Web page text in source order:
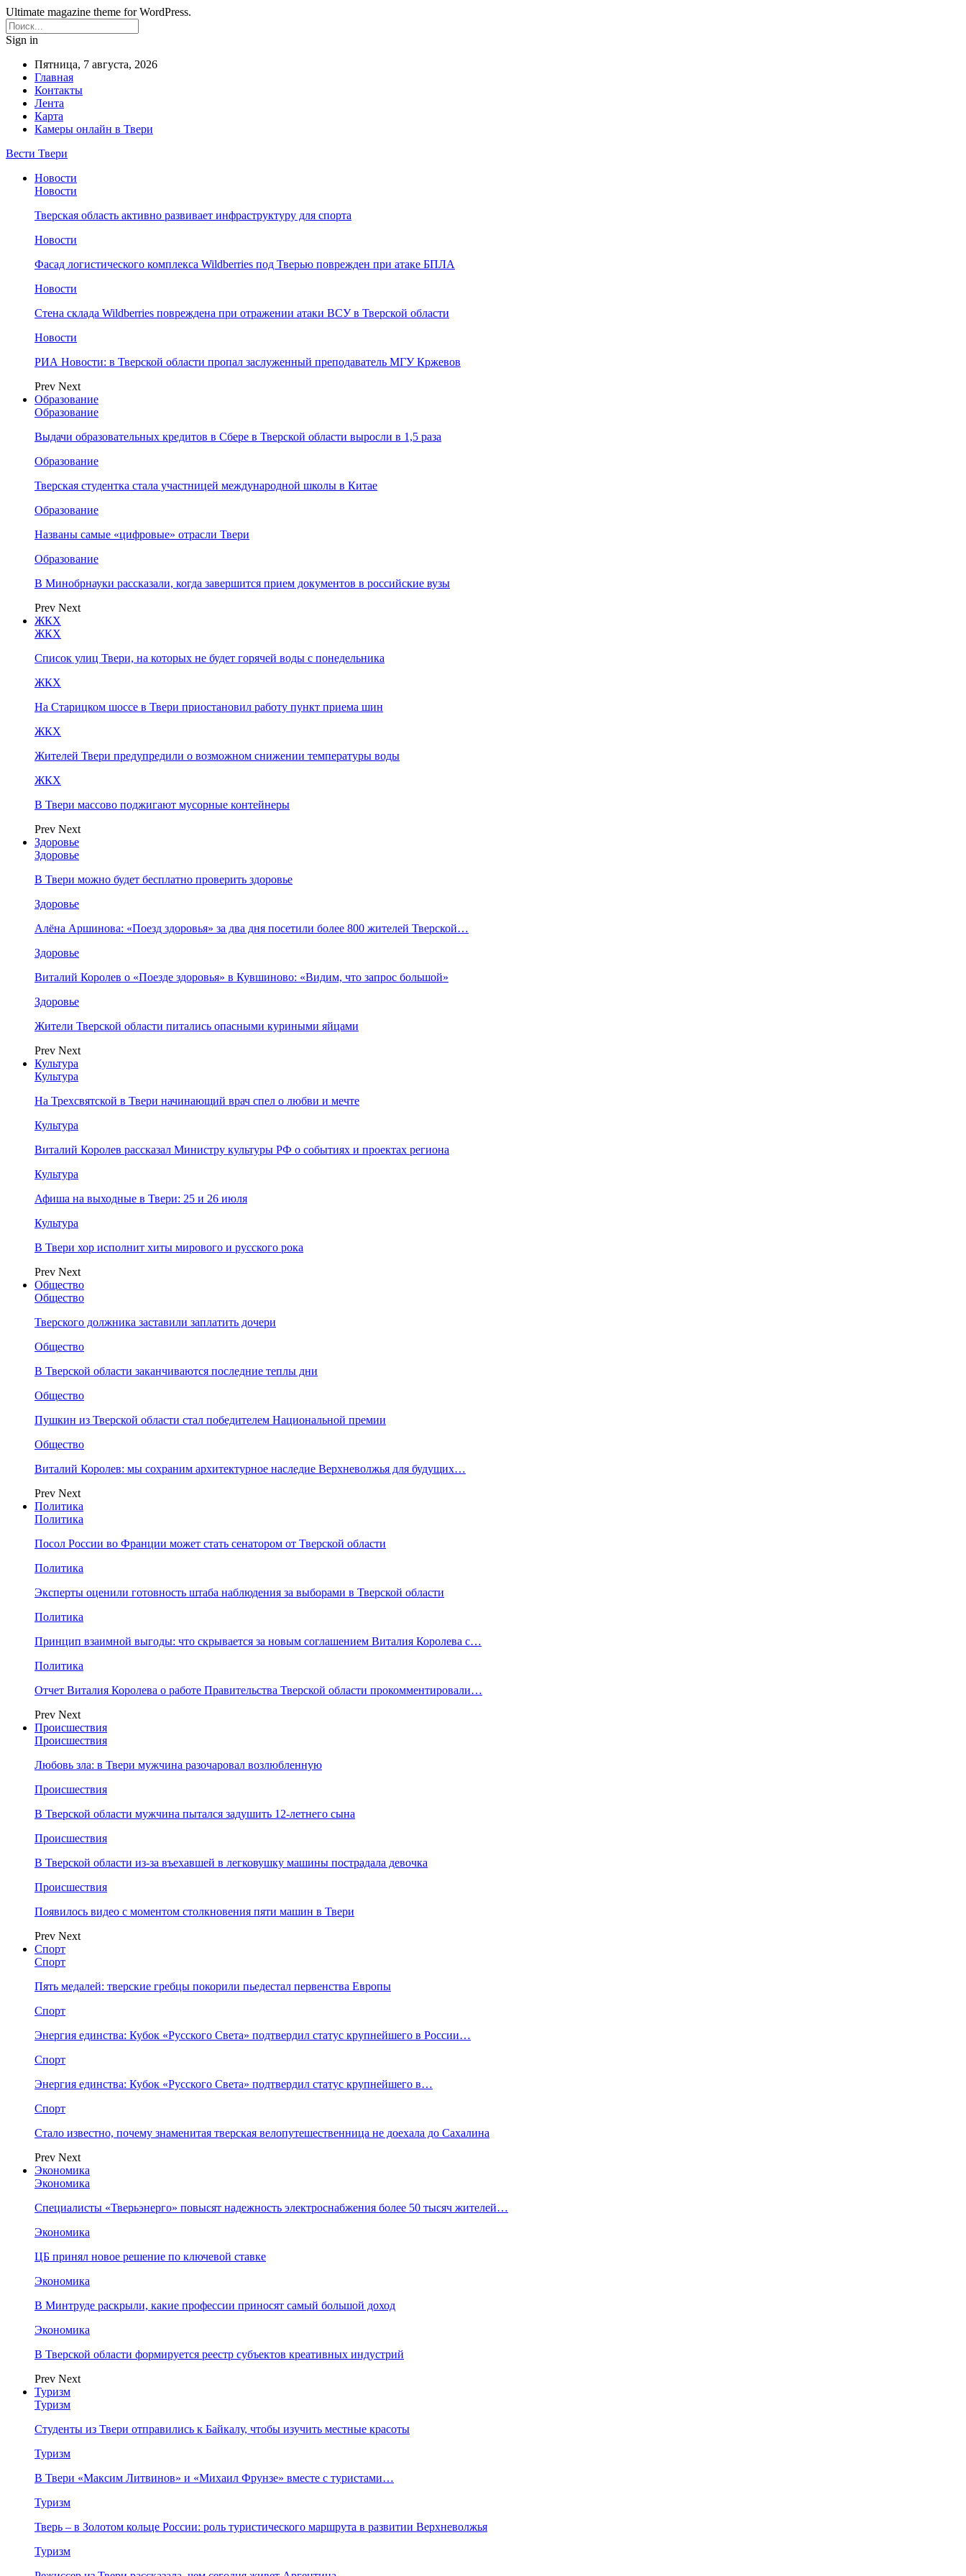
Ultimate magazine theme for WordPress.
Sign in
Пятница, 7 августа, 2026
Главная
Контакты
Лента
Карта
Камеры онлайн в Твери
Вести Твери
Новости
Новости
Тверская область активно развивает инфраструктуру для спорта
Новости
Фасад логистического комплекса Wildberries под Тверью поврежден при атаке БПЛА
Новости
Стена склада Wildberries повреждена при отражении атаки ВСУ в Тверской области
Новости
РИА Новости: в Тверской области пропал заслуженный преподаватель МГУ Кржевов
Prev Next
Образование
Образование
Выдачи образовательных кредитов в Сбере в Тверской области выросли в 1,5 раза
Образование
Тверская студентка стала участницей международной школы в Китае
Образование
Названы самые «цифровые» отрасли Твери
Образование
В Минобрнауки рассказали, когда завершится прием документов в российские вузы
Prev Next
ЖКХ
ЖКХ
Список улиц Твери, на которых не будет горячей воды с понедельника
ЖКХ
На Старицком шоссе в Твери приостановил работу пункт приема шин
ЖКХ
Жителей Твери предупредили о возможном снижении температуры воды
ЖКХ
В Твери массово поджигают мусорные контейнеры
Prev Next
Здоровье
Здоровье
В Твери можно будет бесплатно проверить здоровье
Здоровье
Алёна Аршинова: «Поезд здоровья» за два дня посетили более 800 жителей Тверской…
Здоровье
Виталий Королев о «Поезде здоровья» в Кувшиново: «Видим, что запрос большой»
Здоровье
Жители Тверской области питались опасными куриными яйцами
Prev Next
Культура
Культура
На Трехсвятской в Твери начинающий врач спел о любви и мечте
Культура
Виталий Королев рассказал Министру культуры РФ о событиях и проектах региона
Культура
Афиша на выходные в Твери: 25 и 26 июля
Культура
В Твери хор исполнит хиты мирового и русского рока
Prev Next
Общество
Общество
Тверского должника заставили заплатить дочери
Общество
В Тверской области заканчиваются последние теплы дни
Общество
Пушкин из Тверской области стал победителем Национальной премии
Общество
Виталий Королев: мы сохраним архитектурное наследие Верхневолжья для будущих…
Prev Next
Политика
Политика
Посол России во Франции может стать сенатором от Тверской области
Политика
Эксперты оценили готовность штаба наблюдения за выборами в Тверской области
Политика
Принцип взаимной выгоды: что скрывается за новым соглашением Виталия Королева с…
Политика
Отчет Виталия Королева о работе Правительства Тверской области прокомментировали…
Prev Next
Происшествия
Происшествия
Любовь зла: в Твери мужчина разочаровал возлюбленную
Происшествия
В Тверской области мужчина пытался задушить 12-летнего сына
Происшествия
В Тверской области из-за въехавшей в легковушку машины пострадала девочка
Происшествия
Появилось видео с моментом столкновения пяти машин в Твери
Prev Next
Спорт
Спорт
Пять медалей: тверские гребцы покорили пьедестал первенства Европы
Спорт
Энергия единства: Кубок «Русского Света» подтвердил статус крупнейшего в России…
Спорт
Энергия единства: Кубок «Русского Света» подтвердил статус крупнейшего в…
Спорт
Стало известно, почему знаменитая тверская велопутешественница не доехала до Сахалина
Prev Next
Экономика
Экономика
Специалисты «Тверьэнерго» повысят надежность электроснабжения более 50 тысяч жителей…
Экономика
ЦБ принял новое решение по ключевой ставке
Экономика
В Минтруде раскрыли, какие профессии приносят самый большой доход
Экономика
В Тверской области формируется реестр субъектов креативных индустрий
Prev Next
Туризм
Туризм
Студенты из Твери отправились к Байкалу, чтобы изучить местные красоты
Туризм
В Твери «Максим Литвинов» и «Михаил Фрунзе» вместе с туристами…
Туризм
Тверь – в Золотом кольце России: роль туристического маршрута в развитии Верхневолжья
Туризм